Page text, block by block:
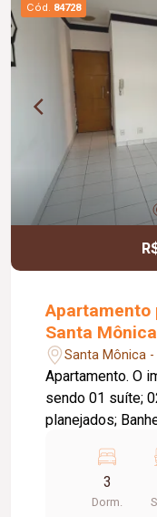
Cód. 84728
Apartamento
Santa Mônica
Santa Mônica
Apartamento. O imóvel conta com: 03 quartos,
sendo 01 suíte;
planejados;
armários
com
garagem; O condomínio oferece: Portaria 24
3
Dorm.